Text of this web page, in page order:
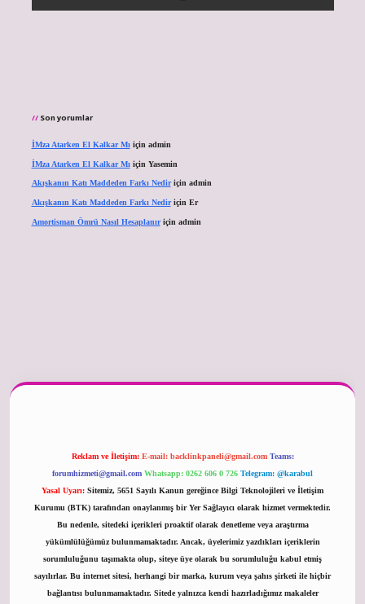
Son yorumlar
İMza Atarken El Kalkar Mıiçin admin
İMza Atarken El Kalkar Mıiçin Yasemin
Akışkanın Katı Maddeden Farkı Nediriçin admin
Akışkanın Katı Maddeden Farkı Nediriçin Er
Amortisman Ömrü Nasıl Hesaplanıriçin admin
Reklam ve İletişim: E-mail: backlinkpaneli@gmail.com Teams:
forumhizmeti@gmail.com Whatsapp: 0262 606 0 726 Telegram: @karabul
Yasal Uyarı: Sitemiz, 5651 Sayılı Kanun gereğince Bilgi Teknolojileri ve İletişim
Kurumu (BTK) tarafından onaylanmış bir Yer Sağlayıcı olarak hizmet vermektedir.
Bu nedenle, sitedeki içerikleri proaktif olarak denetleme veya araştırma
yükümlülüğümüz bulunmamaktadır. Ancak, üyelerimiz yazdıkları içeriklerin
sorumluluğunu taşımakta olup, siteye üye olarak bu sorumluluğu kabul etmiş
sayılırlar. Bu internet sitesi, herhangi bir marka, kurum veya şahıs şirketi ile hiçbir
bağlantısı bulunmamaktadır. Sitede yalnızca kendi hazırladığımız makaleler